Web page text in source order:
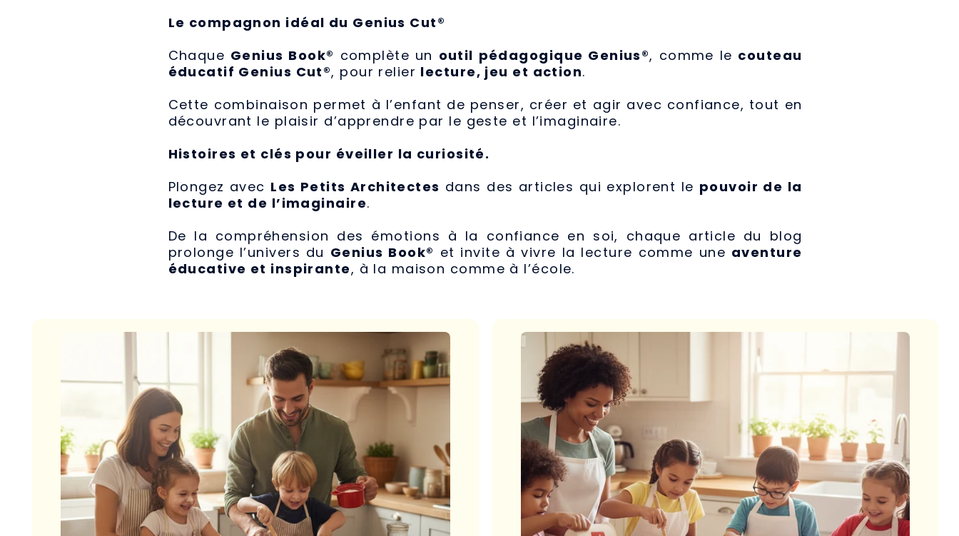
Le compagnon idéal du Genius Cut®
Chaque Genius Book® complète un outil pédagogique Genius®, comme le couteau
éducatif Genius Cut®, pour relier lecture, jeu et action.
Cette combinaison permet à l’enfant de penser, créer et agir avec confiance, tout en
découvrant le plaisir d’apprendre par le geste et l’imaginaire.
Histoires et clés pour éveiller la curiosité.
Plongez avec Les Petits Architectes dans des articles qui explorent le pouvoir de la
lecture et de l’imaginaire.
De la compréhension des émotions à la confiance en soi, chaque article du blog
prolonge l’univers du Genius Book® et invite à vivre la lecture comme une aventure
éducative et inspirante, à la maison comme à l’école.